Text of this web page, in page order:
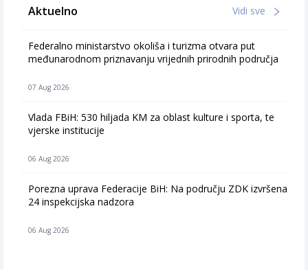
Aktuelno Vidi sve
Federalno ministarstvo okoliša i turizma otvara put
međunarodnom priznavanju vrijednih prirodnih područja
07 Aug 2026
Vlada FBiH: 530 hiljada KM za oblast kulture i sporta, te
vjerske institucije
06 Aug 2026
Porezna uprava Federacije BiH: Na području ZDK izvršena
24 inspekcijska nadzora
06 Aug 2026